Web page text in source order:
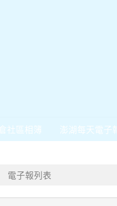
社區相簿 澎湖每天電子
電子報列表